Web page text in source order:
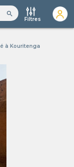
search
Filtres
à Kouritenga